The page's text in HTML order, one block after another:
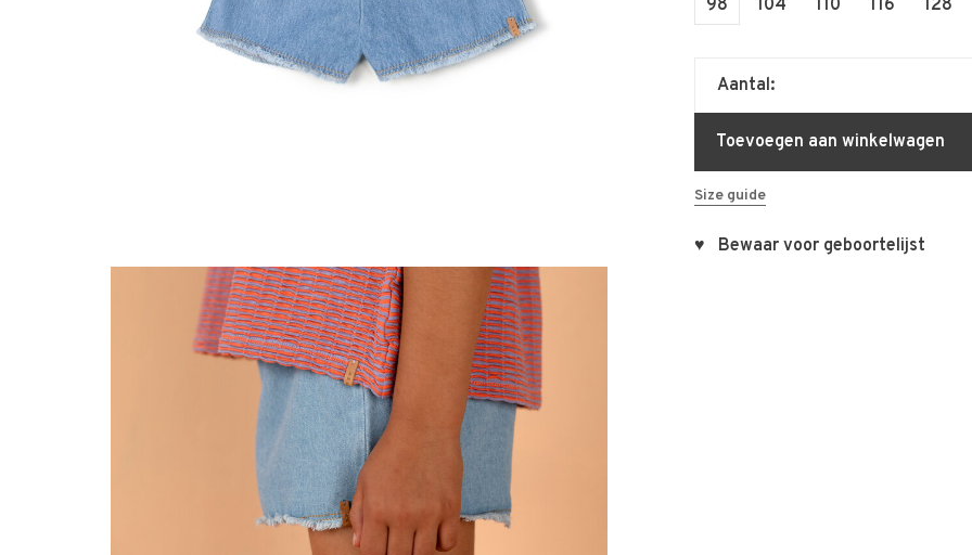
98 104 110 116 128
Aantal:
Toevoegen aan winkelwagen
Size guide
♥ Bewaar voor geboortelijst